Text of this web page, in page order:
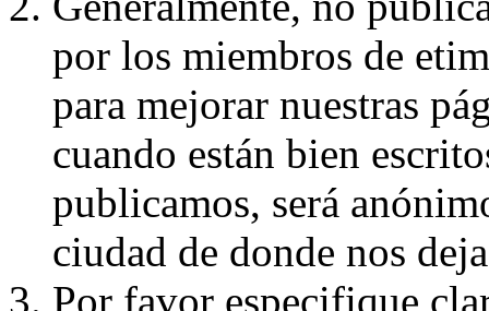
por los miembros de
para mejorar nuestras
cuando están bien
publicamos, será
ciudad de donde nos
Por favor especifique